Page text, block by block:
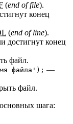
(end of file).
конец
(end of line).
достигнут конец
файл.
файла'); —
файл.
шага: